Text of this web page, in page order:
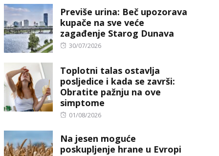
Previše urina: Beč upozorava
kupače na sve veće
zagađenje Starog Dunava
Posted
30/07/2026
Toplotni talas ostavlja
posljedice i kada se završi:
Obratite pažnju na ove
simptome
Posted
01/08/2026
Na jesen moguće
poskupljenje hrane u Evropi